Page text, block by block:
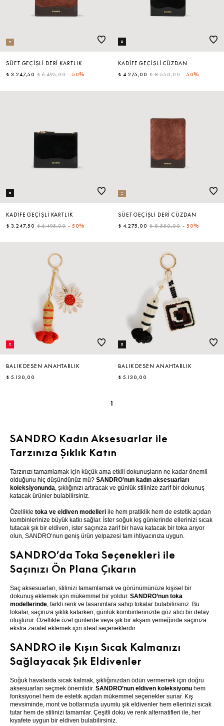
ÇOK SATANLAR
SÜET GEÇIŞLI DERI KARTLIK
₺ 3.247,50 ₺ 6.495,00 - 50%
KADIFE GEÇIŞLI CÜZDAN
₺ 4.275,00 ₺ 8.550,00 - 50%
KADIFE GEÇIŞLI KARTLIK
₺ 3.247,50 ₺ 6.495,00 - 50%
SÜET GEÇIŞLI DERI CÜZDAN
₺ 4.275,00 ₺ 8.550,00 - 50%
BALIK DESEN ANAHTARLIK
₺ 5.130,00
BALIK DESEN ANAHTARLIK
₺ 5.130,00
1
SANDRO Kadın Aksesuarlar ile
Tarzınıza Şıklık Katın
Tarzınızı tamamlamak için küçük ama etkili dokunuşların ne kadar önemli
olduğunu hiç düşündünüz mü? SANDRO’nun kadın aksesuarları
koleksiyonunda, şıklığınızı artıracak ve günlük stilinize zarif bir dokunuş
katacak ürünler bulabilirsiniz.
Özellikle toka ve eldiven modelleri ile hem pratiklik hem de estetik açıdan
kombinlerinize büyük katkı sağlar. İster soğuk kış günlerinde ellerinizi sıcak
tutacak şık bir eldiven, ister saçınıza zarif bir hava katacak bir toka arıyor
olun, SANDRO’nun geniş ürün yelpazesi tam ihtiyacınıza uygun.
SANDRO’da Toka Seçenekleri ile
Saçınızı Ön Plana Çıkarın
Saç aksesuarları, stilinizi tamamlamak ve görünümünüze kişisel bir
dokunuş eklemek için mükemmel bir yoldur. SANDRO’nun toka
modellerinde, farklı renk ve tasarımlara sahip tokalar bulabilirsiniz. Bu
tokalar, saçınıza şıklık katarken, günlük kombinlerinizde göz alıcı bir detay
oluşturur. Özellikle özel günlerde veya şık bir akşam yemeğinde saçınıza
ekstra zarafet eklemek için ideal seçeneklerdir.
SANDRO ile Kışın Sıcak Kalmanızı
Sağlayacak Şık Eldivenler
Soğuk havalarda sıcak kalmak, şıklığınızdan ödün vermemek için doğru
aksesuarları seçmek önemlidir. SANDRO’nun eldiven koleksiyonu hem
fonksiyonel hem de estetik açıdan mükemmel seçenekler sunar. Kış
mevsiminde, mont ve botlarınızla uyumlu şık eldivenler hem ellerinizi sıcak
tutar hem de stilinizi tamamlar. Çeşitli doku ve renk alternatifleri ile, her
kıyafete uygun bir eldiven bulabilirsiniz.